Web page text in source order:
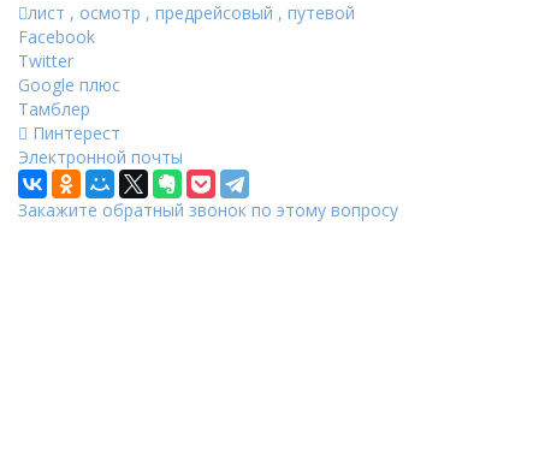
лист , осмотр , предрейсовый , путевой
Facebook
Twitter
Google плюс
Тамблер
Пинтерест
Электронной почты
Закажите обратный звонок по этому вопросу